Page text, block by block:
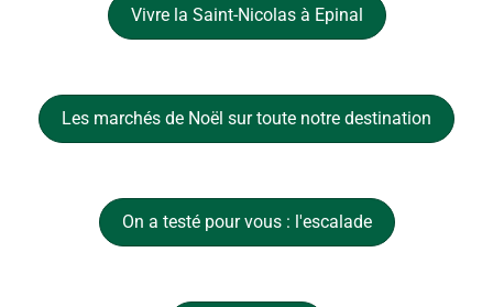
Vivre la Saint-Nicolas à Epinal
Les marchés de Noël sur toute notre destination
On a testé pour vous : l'escalade